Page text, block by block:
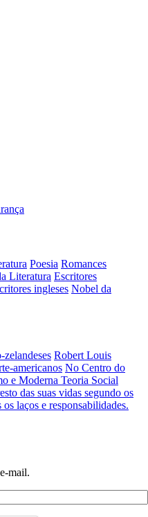
Poesia Romances
Literatura Escritores
ingleses Nobel da
zelandeses Robert Louis
americanos No Centro do
e Moderna Teoria Social
das suas vidas segundo os
laços e responsabilidades.
mail.